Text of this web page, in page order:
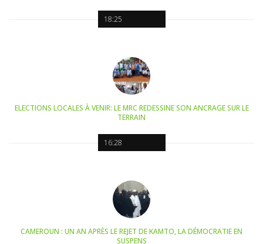
18:25
16:28
ELECTIONS LOCALES À VENIR: LE MRC REDESSINE SON ANCRAGE SUR LE
TERRAIN
CAMEROUN : UN AN APRÈS LE REJET DE KAMTO, LA DÉMOCRATIE EN
SUSPENS